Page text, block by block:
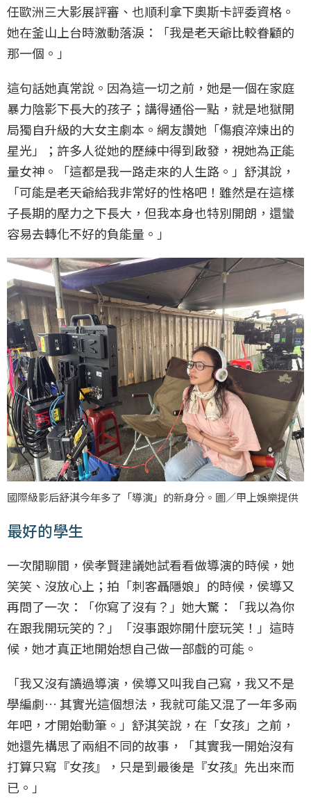
任歐洲三大影展評審、也順利拿下奧斯卡評委資格。
她在釜山上台時激動落淚：「我是老天爺比較眷顧的
那一個。」
這句話她真常說。因為這一切之前，她是一個在家庭
暴力陰影下長大的孩子；講得通俗一點，就是地獄開
局獨自升級的大女主劇本。網友讚她「傷痕淬煉出的
星光」；許多人從她的歷練中得到啟發，視她為正能
量女神。「這都是我一路走來的人生路。」舒淇說，
「可能是老天爺給我非常好的性格吧！雖然是在這樣
子長期的壓力之下長大，但我本身也特別開朗，還蠻
容易去轉化不好的負能量。」
國際級影后舒淇今年多了「導演」的新身分。圖／甲上娛樂提供
最好的學生
一次閒聊間，侯孝賢建議她試看看做導演的時候，她
笑笑、沒放心上；拍「刺客聶隱娘」的時候，侯導又
再問了一次：「你寫了沒有？」她大驚：「我以為你
在跟我開玩笑的？」「沒事跟妳開什麼玩笑！」這時
候，她才真正地開始想自己做一部戲的可能。
「我又沒有讀過導演，侯導又叫我自己寫，我又不是
學編劇… 其實光這個想法，我就可能又混了一年多兩
年吧，才開始動筆。」舒淇笑說，在「女孩」之前，
她還先構思了兩組不同的故事，「其實我一開始沒有
打算只寫『女孩』，只是到最後是『女孩』先出來而
已。」